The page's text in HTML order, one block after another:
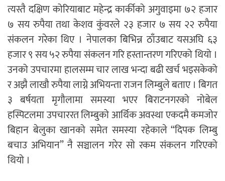
त्यस्तै दक्षिण कोरियाबाट महेन्द्र कार्कीको अगुवाइमा ७२ हजार
७ सय रुपैया तथा केशव कुंवरले २३ हजार ७ सय २२ रुपैया
संकलन गरेका थिए । नेपालका बिभिन्न ठाँउबाट यसअघि ६३
हजार ९ सय ५२ रुपैया संकलन गरि हस्तान्तरण गरिएको थियो ।
उनको उपचारमा हालसम्म चार लाख भन्दा बढी खर्च भइसकेको
र अझै लाखौ रुपैया लाग्ने अभियन्ता राजन लिम्बुले बताए । बिगत
३ बर्षयता मृगौलामा समस्या भएर बिराटनगरको नोबेल
हस्पिटलमा उपचाररत लिम्बुको आर्थिक अवस्था एकदमै कमजोर
बिहान बेलुका खानको समेत समस्या रहेकाले “दिपक लिम्बु
बचाउ अभियान” नै सञ्चालन गरेर सो रकम संकलन गरिएको
थियो ।